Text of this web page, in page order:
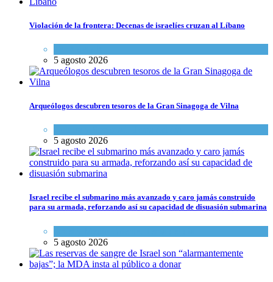
Violación de la frontera: Decenas de israelíes cruzan al Líbano
5 agosto 2026
Arqueólogos descubren tesoros de la Gran Sinagoga de Vilna
5 agosto 2026
Israel recibe el submarino más avanzado y caro jamás construido
para su armada, reforzando así su capacidad de disuasión submarina
5 agosto 2026